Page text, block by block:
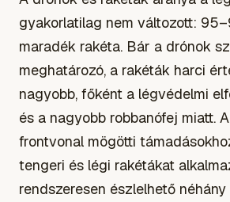
gyakorlatilag nem változott:
maradék rakéta. Bár a drónok
meghatározó, a rakéták harci
nagyobb, főként a légvédelmi
és a nagyobb robbanófej miatt.
frontvonal mögötti
tengeri és légi rakétákat
rendszeresen észlelhető